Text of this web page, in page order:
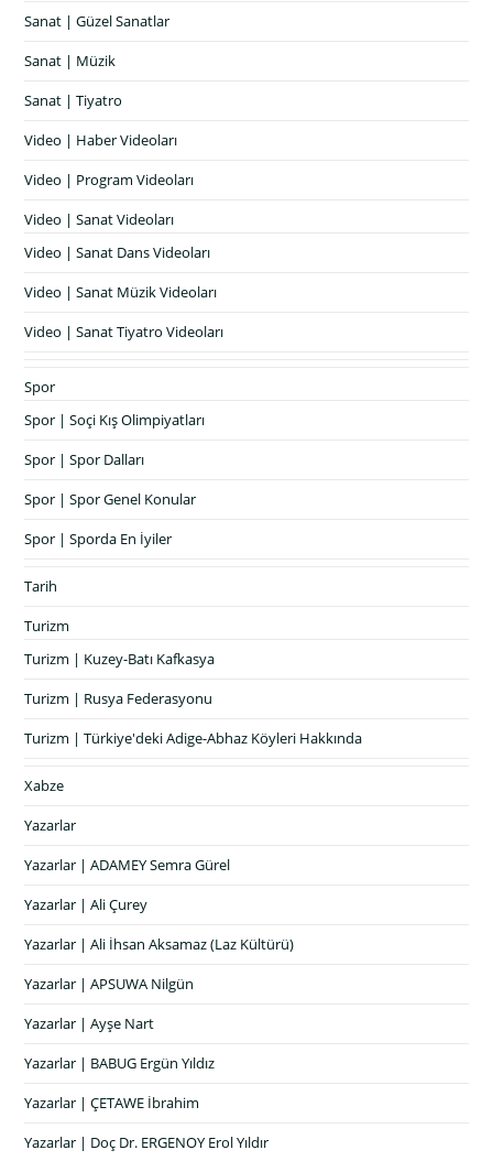
Sanat | Güzel Sanatlar
Sanat | Müzik
Sanat | Tiyatro
Video | Haber Videoları
Video | Program Videoları
Video | Sanat Videoları
Video | Sanat Dans Videoları
Video | Sanat Müzik Videoları
Video | Sanat Tiyatro Videoları
Spor
Spor | Soçi Kış Olimpiyatları
Spor | Spor Dalları
Spor | Spor Genel Konular
Spor | Sporda En İyiler
Tarih
Turizm
Turizm | Kuzey-Batı Kafkasya
Turizm | Rusya Federasyonu
Turizm | Türkiye'deki Adige-Abhaz Köyleri Hakkında
Xabze
Yazarlar
Yazarlar | ADAMEY Semra Gürel
Yazarlar | Ali Çurey
Yazarlar | Ali İhsan Aksamaz (Laz Kültürü)
Yazarlar | APSUWA Nilgün
Yazarlar | Ayşe Nart
Yazarlar | BABUG Ergün Yıldız
Yazarlar | ÇETAWE İbrahim
Yazarlar | Doç Dr. ERGENOY Erol Yıldır